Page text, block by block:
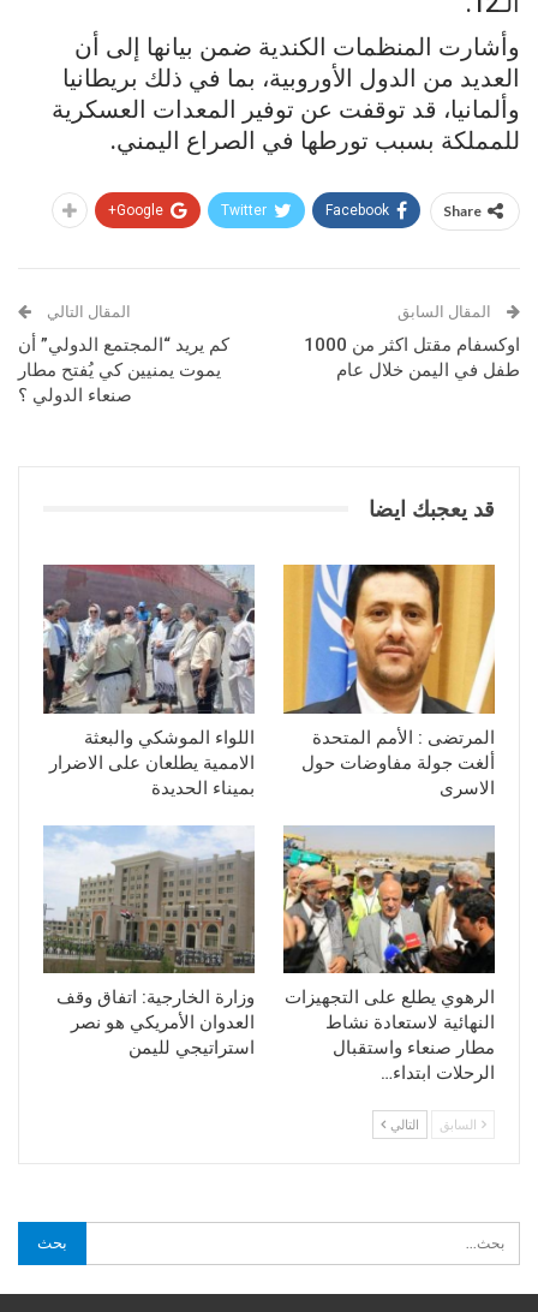
وأشارت المنظمات الكندية ضمن بيانها إلى أن
العديد من الدول الأوروبية، بما في ذلك بريطانيا
وألمانيا، قد توقفت عن توفير المعدات العسكرية
للمملكة بسبب تورطها في الصراع اليمني.
Share
Facebook
Twitter
Google+
المقال السابق
اوكسفام مقتل اكثر من 1000
طفل في اليمن خلال عام
المقال التالي
كم يريد “المجتمع الدولي” أن
يموت يمنيين كي يُفتح مطار
صنعاء الدولي ؟
قد يعجبك ايضا
المرتضى : الأمم المتحدة
ألغت جولة مفاوضات حول
الاسرى
اللواء الموشكي والبعثة
الاممية يطلعان على الاضرار
بميناء الحديدة
الرهوي يطلع على التجهيزات
النهائية لاستعادة نشاط
مطار صنعاء واستقبال
الرحلات ابتداء…
وزارة الخارجية: اتفاق وقف
العدوان الأمريكي هو نصر
استراتيجي لليمن
السابق التالي